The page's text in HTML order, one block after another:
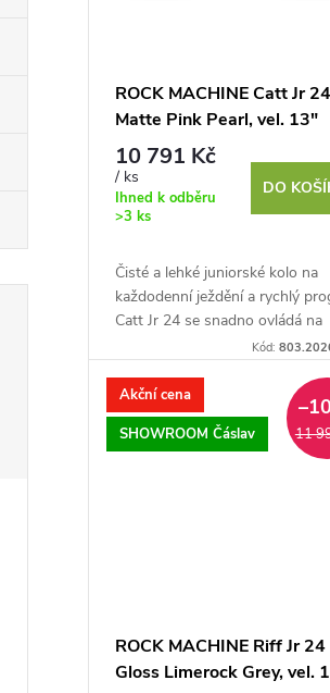
t
ů
k
ROCK MACHINE Catt Jr 24
Matte Pink Pearl, vel. 13"
10 791 Kč
/ ks
Ihned k odběru
>3 ks
DO
Čisté a lehké juniorské kolo na
každodenní ježdění a rychlý
Catt Jr 24 se snadno ovládá na
cyklostezkách i ve městě a
Kód:
Akční cena
SHOWROOM Čáslav
11
ROCK MACHINE Riff Jr 24
Gloss Limerock Grey, vel.